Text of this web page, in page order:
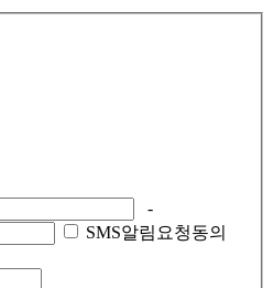
-
SMS알림요청동의